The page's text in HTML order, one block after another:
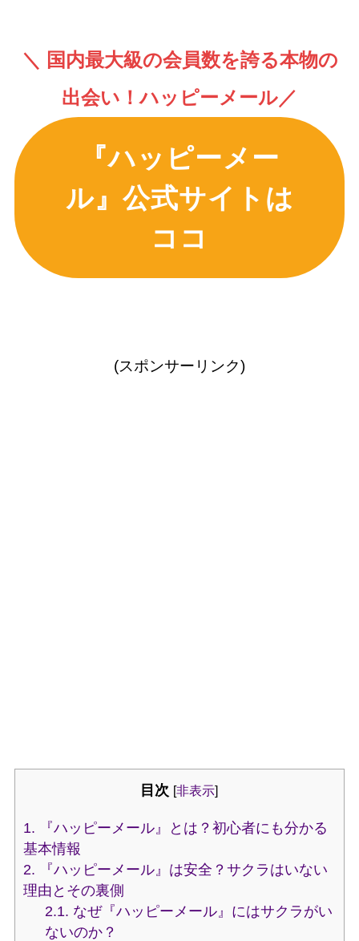
＼ 国内最大級の会員数を誇る本物の
出会い！ハッピーメール／
『ハッピーメー
ル』公式サイトは
ココ
(スポンサーリンク)
目次 [非表示]
1. 『ハッピーメール』とは？初心者にも分かる
基本情報
2. 『ハッピーメール』は安全？サクラはいない
理由とその裏側
2.1. なぜ『ハッピーメール』にはサクラがい
ないのか？